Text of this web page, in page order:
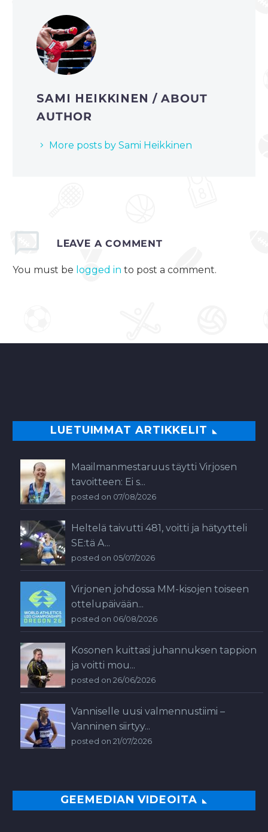
SAMI HEIKKINEN/ ABOUT
AUTHOR
More posts by Sami Heikkinen
LEAVE A COMMENT
You must be logged in to post a comment.
LUETUIMMAT ARTIKKELIT
Maailmanmestaruus täytti Virjosen
tavoitteen: Ei s...
posted on 07/08/2026
Heltelä taivutti 481, voitti ja hätyytteli
SE:tä A...
posted on 05/07/2026
Virjonen johdossa MM-kisojen toiseen
ottelupäivään...
posted on 06/08/2026
Kosonen kuittasi juhannuksen tappion
ja voitti mou...
posted on 26/06/2026
Vanniselle uusi valmennustiimi –
Vanninen siirtyy...
posted on 21/07/2026
GEEMEDIAN VIDEOITA